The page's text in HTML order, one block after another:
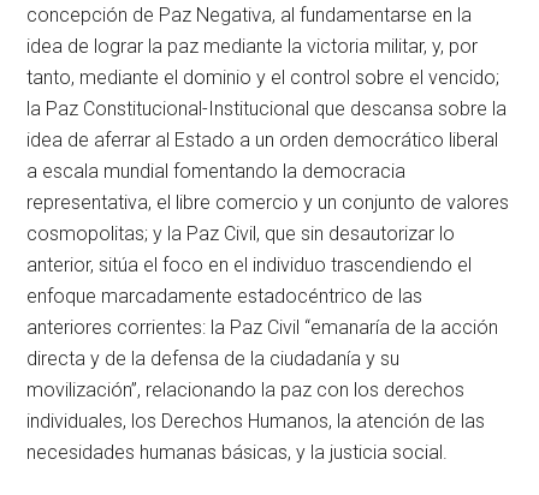
concepción de Paz Negativa, al fundamentarse en la
idea de lograr la paz mediante la victoria militar, y, por
tanto, mediante el dominio y el control sobre el vencido;
la Paz Constitucional-Institucional que descansa sobre la
idea de aferrar al Estado a un orden democrático liberal
a escala mundial fomentando la democracia
representativa, el libre comercio y un conjunto de valores
cosmopolitas; y la Paz Civil, que sin desautorizar lo
anterior, sitúa el foco en el individuo trascendiendo el
enfoque marcadamente estadocéntrico de las
anteriores corrientes: la Paz Civil “emanaría de la acción
directa y de la defensa de la ciudadanía y su
movilización”, relacionando la paz con los derechos
individuales, los Derechos Humanos, la atención de las
necesidades humanas básicas, y la justicia social.